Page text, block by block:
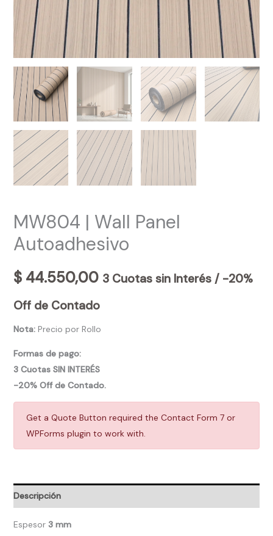
MW804 | Wall Panel
Autoadhesivo
$44.550,00 3 Cuotas sin Interés / -20%
Off de Contado
Nota: Precio por Rollo
Formas de pago:
3 Cuotas SIN INTERÉS
-20% Off de Contado.
Get a Quote Button required the Contact Form 7 or
WPForms plugin to work with.
Descripción
Espesor 3 mm